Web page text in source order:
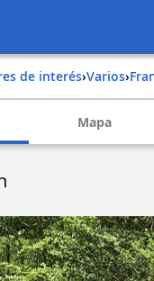
de interés› Varios›
Mapa